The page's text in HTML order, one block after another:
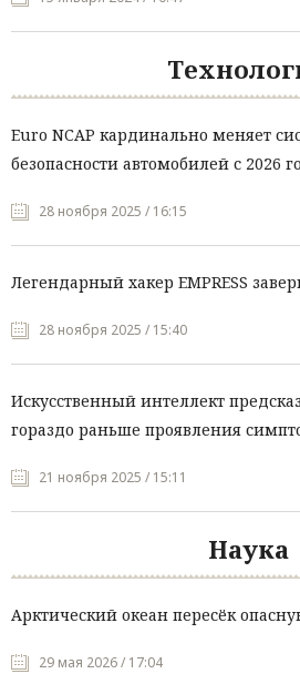
Euro NCAP кардинально меняет
безопасности автомобилей с 2026
28 ноября 2025 / 16:15
Легендарный хакер EMPRESS
28 ноября 2025 / 15:40
Искусственный интеллект
гораздо раньше проявления
21 ноября 2025 / 15:11
Наука
Арктический океан пересёк
29 мая 2026 / 17:04